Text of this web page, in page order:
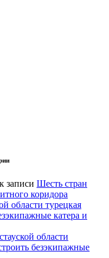
к записи Шесть стран
коридора
области турецкая
катера и
области
безэкипажные